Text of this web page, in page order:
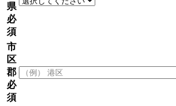
県
必
須
市
区
郡
必
須